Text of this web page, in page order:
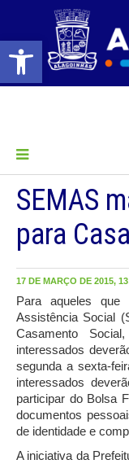
Barra de Ferramentas Aberta
SEMAS
para
17 DE MARÇO DE 2015,
Para aqueles
Assistência Social
Casamento
interessados
segunda a sexta-
interessados
participar do Bolsa
documentos
de identidade e
A iniciativa da